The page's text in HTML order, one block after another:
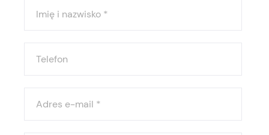
Imię i nazwisko *
Telefon
Adres e-mail *